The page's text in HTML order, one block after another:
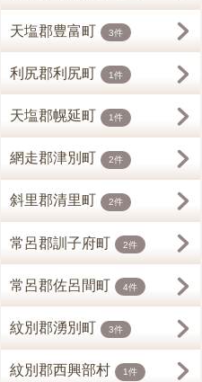
天塩郡豊富町 3件
利尻郡利尻町 1件
天塩郡幌延町 1件
網走郡津別町 2件
斜里郡清里町 2件
常呂郡訓子府町 2件
常呂郡佐呂間町 4件
紋別郡湧別町 3件
紋別郡西興部村 1件